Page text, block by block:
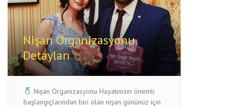
Nişan Organizasyonu
Detayları
Nişan Organizasyonu Hayatınızın önemli
başlangıçlarından biri olan nişan gününüz için